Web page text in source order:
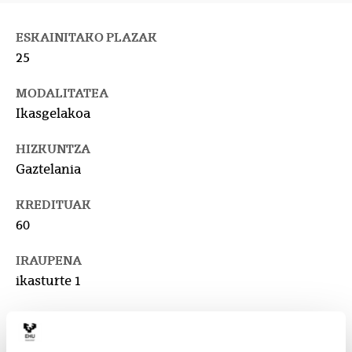
ESKAINITAKO PLAZAK
25
MODALITATEA
Ikasgelakoa
HIZKUNTZA
Gaztelania
KREDITUAK
60
IRAUPENA
ikasturte 1
2.000 €